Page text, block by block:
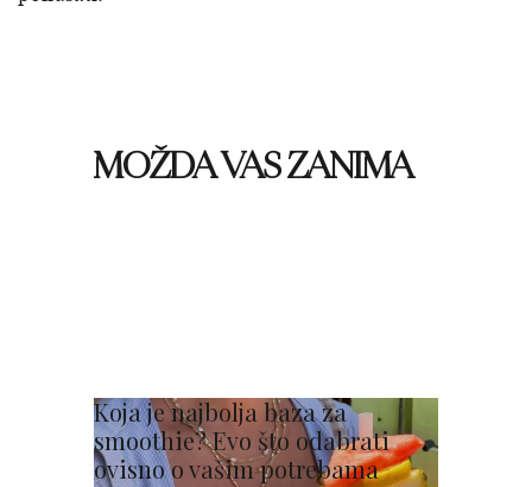
MOŽDA VAS ZANIMA
Koja je najbolja baza za
smoothie? Evo što odabrati
ovisno o vašim potrebama